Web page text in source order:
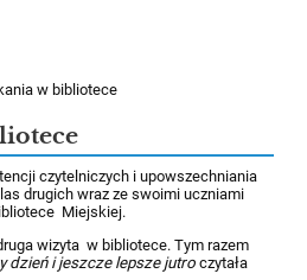
czytelniczych i upowszechniania
drugich wraz ze swoimi uczniami
Miejskiej.
wizyta w bibliotece. Tym razem
dzień i jeszcze lepsze jutro czytała